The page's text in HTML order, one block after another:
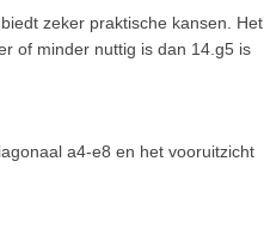
zeker praktische kansen. Het
of minder nuttig is dan 14.g5 is
a4-e8 en het vooruitzicht